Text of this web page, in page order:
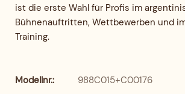
ist die erste Wahl für Profis im
Bühnenauftritten, Wettbewerben und
Training.
Modellnr.:
988C015+C00176